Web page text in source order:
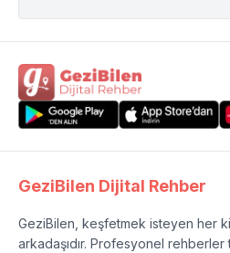
GeziBilen Dijital Rehber
GeziBilen, keşfetmek isteyen her
arkadaşıdır. Profesyonel rehberler